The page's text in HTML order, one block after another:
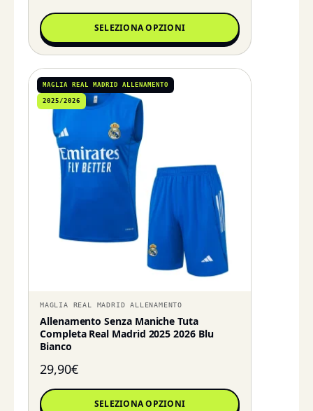
SELEZIONA OPZIONI
MAGLIA REAL MADRID ALLENAMENTO
2025/2026
MAGLIA REAL MADRID ALLENAMENTO
Allenamento Senza Maniche Tuta
Completa Real Madrid 2025 2026 Blu
Bianco
29,90€
SELEZIONA OPZIONI